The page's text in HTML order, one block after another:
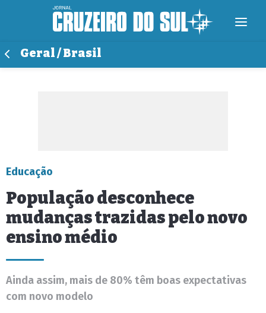
Geral / Brasil
Educação
População desconhece
mudanças trazidas pelo novo
ensino médio
Ainda assim, mais de 80% têm boas expectativas
com novo modelo